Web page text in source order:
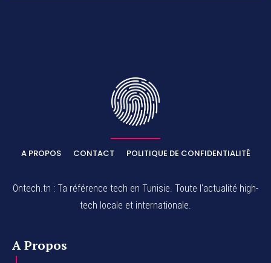
A PROPOS CONTACT POLITIQUE DE CONFIDENTIALITÉ
Ontech.tn : Ta référence tech en Tunisie. Toute l'actualité high-
tech locale et internationale.
A Propos